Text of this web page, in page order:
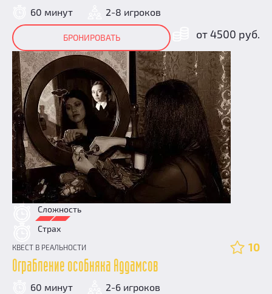
60 минут 2-8 игроков
от 4500 руб.
БРОНИРОВАТЬ
Сложность
Страх
КВЕСТ В РЕАЛЬНОСТИ 10
Ограбление особняка Аддамсов
60 минут 2-6 игроков